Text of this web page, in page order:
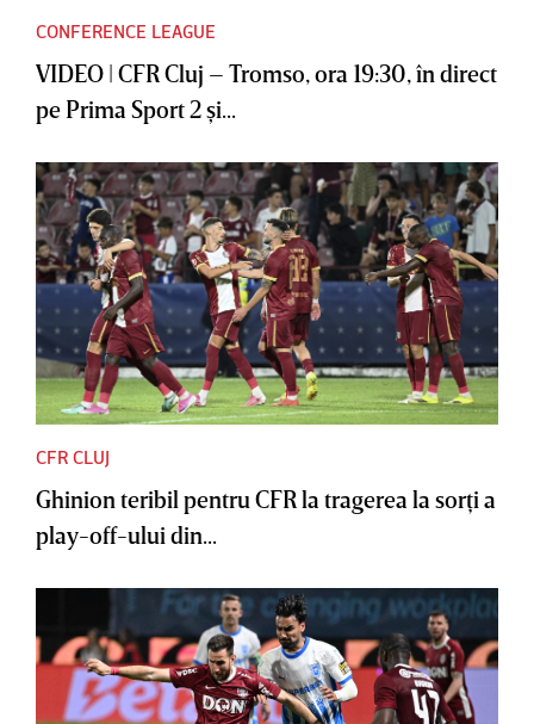
CONFERENCE LEAGUE
VIDEO | CFR Cluj – Tromso, ora 19:30, în direct
pe Prima Sport 2 şi...
CFR CLUJ
Ghinion teribil pentru CFR la tragerea la sorţi a
play-off-ului din...